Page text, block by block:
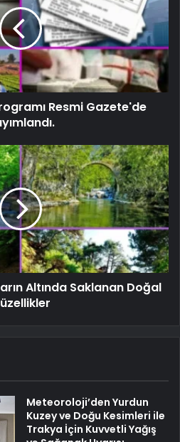
Resmi Gazete'de
Altında Saklanan Doğal
Meteoroloji’den Yurdun
Kuzey ve Doğu Kesimleri ile
Trakya İçin Kuvvetli Yağış